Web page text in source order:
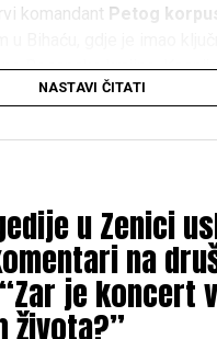
komandant Petog
Bosanske krajine.
korpusom Armije
Armije RBiH.
Bosne i Hercegovine
priznanjima te je
stratega u organizaciji i
Hercegovine.
s tugom je primio i
NASTAVI ČITATI
u Zenici
na
je koncert
života?”